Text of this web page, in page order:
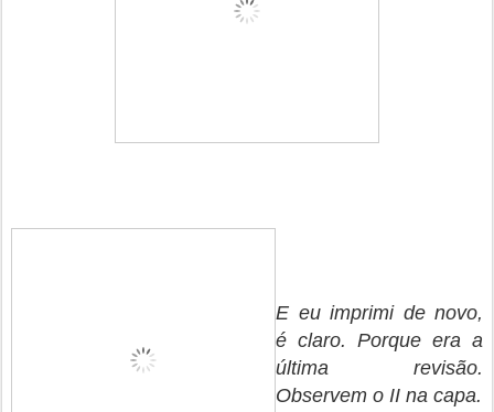
E eu imprimi de novo,
é claro. Porque era a
última revisão.
Observem o II na capa.